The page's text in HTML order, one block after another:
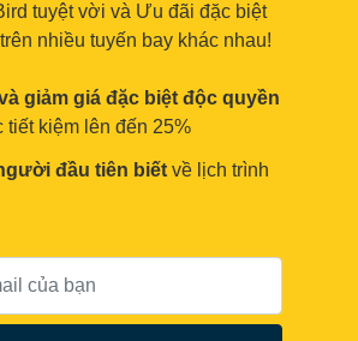
tuyệt vời và Ưu đãi đặc biệt
nhiều tuyến bay khác nhau!
giảm giá đặc biệt độc quyền
tiết kiệm lên đến 25%
đầu tiên biết về lịch trình